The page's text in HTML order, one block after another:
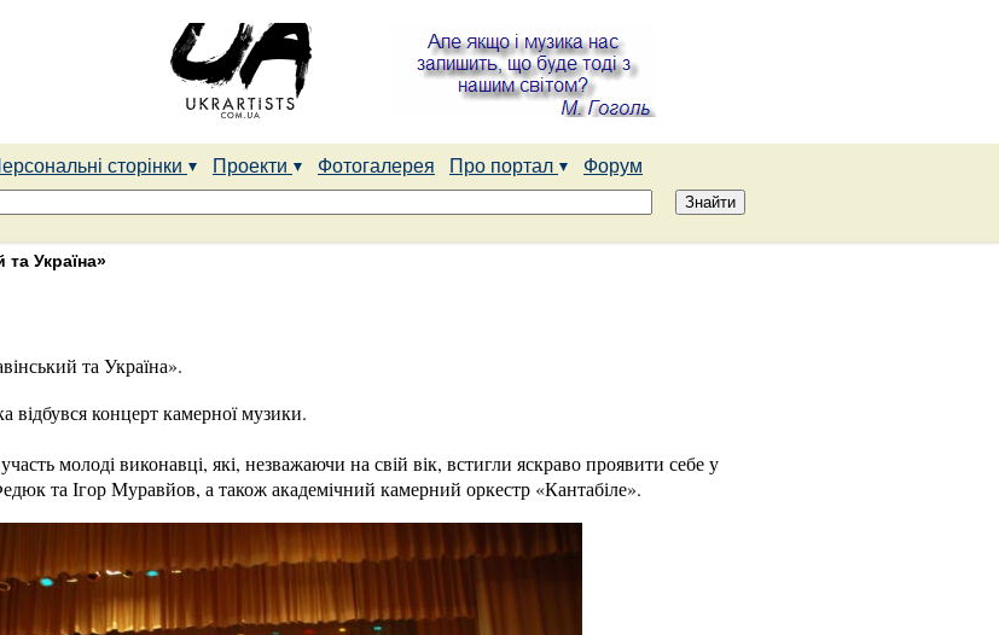
сторінки Проекти Фотогалерея Про портал
Форум
Україна»
та Україна».
відбувся концерт камерної музики.
молоді виконавці, які, незважаючи на свій вік, встигли яскраво проявити себе у
та Ігор Муравйов, а також академічний камерний оркестр «Кантабіле».